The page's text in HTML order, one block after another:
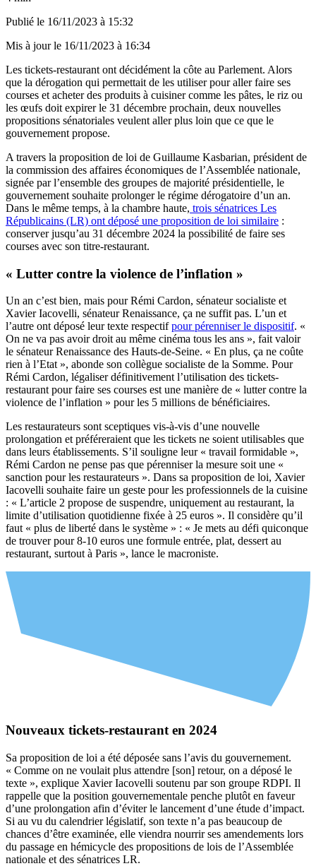
Publié le 16/11/2023 à 15:32
Mis à jour le 16/11/2023 à 16:34
Les tickets-restaurant ont décidément la côte au Parlement. Alors
que la dérogation qui permettait de les utiliser pour aller faire ses
courses et acheter des produits à cuisiner comme les pâtes, le riz ou
les œufs doit expirer le 31 décembre prochain, deux nouvelles
propositions sénatoriales veulent aller plus loin que ce que le
gouvernement propose.
A travers la proposition de loi de Guillaume Kasbarian, président de
la commission des affaires économiques de l’Assemblée nationale,
signée par l’ensemble des groupes de majorité présidentielle, le
gouvernement souhaite prolonger le régime dérogatoire d’un an.
Dans le même temps, à la chambre haute, trois sénatrices Les
Républicains (LR) ont déposé une proposition de loi similaire :
conserver jusqu’au 31 décembre 2024 la possibilité de faire ses
courses avec son titre-restaurant.
« Lutter contre la violence de l’inflation »
Un an c’est bien, mais pour Rémi Cardon, sénateur socialiste et
Xavier Iacovelli, sénateur Renaissance, ça ne suffit pas. L’un et
l’autre ont déposé leur texte respectifpour pérenniser le dispositif. «
On ne va pas avoir droit au même cinéma tous les ans », fait valoir
le sénateur Renaissance des Hauts-de-Seine. « En plus, ça ne coûte
rien à l’Etat », abonde son collègue socialiste de la Somme. Pour
Rémi Cardon, légaliser définitivement l’utilisation des tickets-
restaurant pour faire ses courses est une manière de « lutter contre la
violence de l’inflation » pour les 5 millions de bénéficiaires.
Les restaurateurs sont sceptiques vis-à-vis d’une nouvelle
prolongation et préféreraient que les tickets ne soient utilisables que
dans leurs établissements. S’il souligne leur « travail formidable »,
Rémi Cardon ne pense pas que pérenniser la mesure soit une «
sanction pour les restaurateurs ». Dans sa proposition de loi, Xavier
Iacovelli souhaite faire un geste pour les professionnels de la cuisine
: « L’article 2 propose de suspendre, uniquement au restaurant, la
limite d’utilisation quotidienne fixée à 25 euros ». Il considère qu’il
faut « plus de liberté dans le système » : « Je mets au défi quiconque
de trouver pour 8-10 euros une formule entrée, plat, dessert au
restaurant, surtout à Paris », lance le macroniste.
Nouveaux tickets-restaurant en 2024
Sa proposition de loi a été déposée sans l’avis du gouvernement.
« Comme on ne voulait plus attendre [son] retour, on a déposé le
texte », explique Xavier Iacovelli soutenu par son groupe RDPI. Il
rappelle que la position gouvernementale penche plutôt en faveur
d’une prolongation afin d’éviter le lancement d’une étude d’impact.
Si au vu du calendrier législatif, son texte n’a pas beaucoup de
chances d’être examinée, elle viendra nourrir ses amendements lors
du passage en hémicycle des propositions de lois de l’Assemblée
nationale et des sénatrices LR.